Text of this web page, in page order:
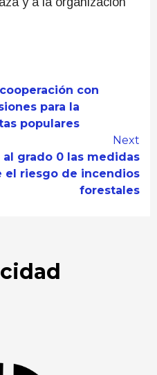
con
para la
populares
Next
grado 0 las medidas
el riesgo de incendios
forestales